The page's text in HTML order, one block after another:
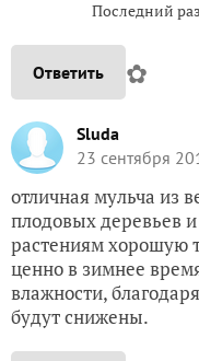
Последний
Ответить ✿
Sluda
23 сентября
отличная мульча из
плодовых деревьев
растениям хорошую
ценно в зимнее
влажности,
будут снижены.